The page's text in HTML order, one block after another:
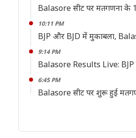
Balasore सीट पर मतगणना के
10:11 PM
BJP और BJD में मुकाबला,
9:14 PM
Balasore Results Live: BJP
6:45 PM
Balasore सीट पर शुरू हुई